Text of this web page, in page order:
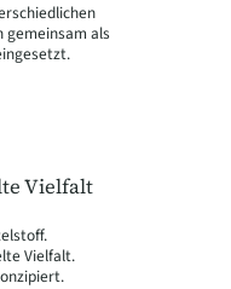
gemeinsam als
Vielfalt
Vielfalt.